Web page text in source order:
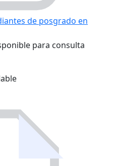
de posgrado en
para consulta